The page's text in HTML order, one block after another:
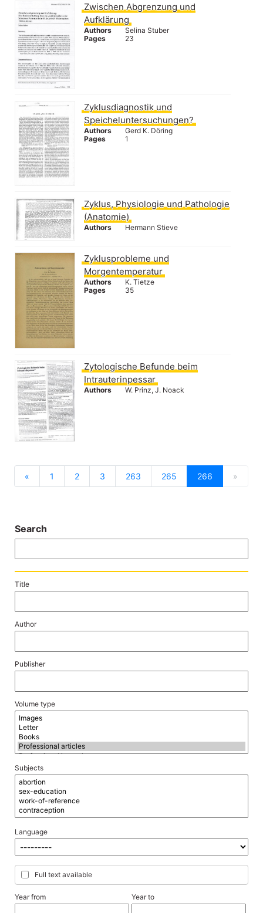
Zwischen Abgrenzung und
Aufklärung
Authors
Selina Stuber
Pages
23
Zyklusdiagnostik und
Speicheluntersuchungen?
Authors
Gerd K. Döring
Pages
1
Zyklus, Physiologie und Pathologie
(Anatomie)
Authors Hermann Stieve
Zyklusprobleme und
Morgentemperatur
Authors
K. Tietze
Pages
35
Zytologische Befunde beim
Intrauterinpessar
Authors W. Prinz, J. Noack
« previous
1 2 3 263 265 266 »
Search
Title
Author
Publisher
Volume type
Subjects
Language
Full text available
Year from Year to